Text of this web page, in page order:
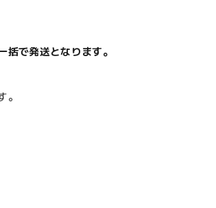
括で発送となります。
。